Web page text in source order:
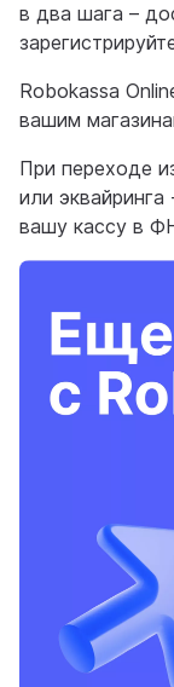
в два шага –
Robokassa
вашим
При переходе
или
вашу кассу в